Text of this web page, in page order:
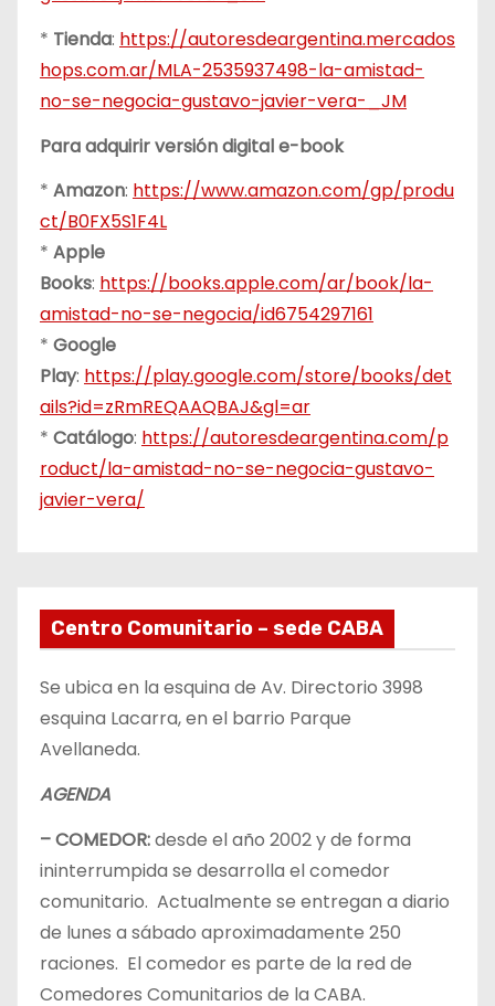
* Tienda: https://autoresdeargentina.mercados
hops.com.ar/MLA-2535937498-la-amistad-
no-se-negocia-gustavo-javier-vera-_JM
Para adquirir versión digital e-book
* Amazon: https://www.amazon.com/gp/produ
ct/B0FX5S1F4L
* Apple
Books: https://books.apple.com/ar/book/la-
amistad-no-se-negocia/id6754297161
* Google
Play: https://play.google.com/store/books/det
ails?id=zRmREQAAQBAJ&gl=ar
* Catálogo: https://autoresdeargentina.com/p
roduct/la-amistad-no-se-negocia-gustavo-
javier-vera/
Centro Comunitario – sede CABA
Se ubica en la esquina de Av. Directorio 3998
esquina Lacarra, en el barrio Parque
Avellaneda.
AGENDA
– COMEDOR:desde el año 2002 y de forma
ininterrumpida se desarrolla el comedor
comunitario. Actualmente se entregan a diario
de lunes a sábado aproximadamente 250
raciones. El comedor es parte de la red de
Comedores Comunitarios de la CABA.